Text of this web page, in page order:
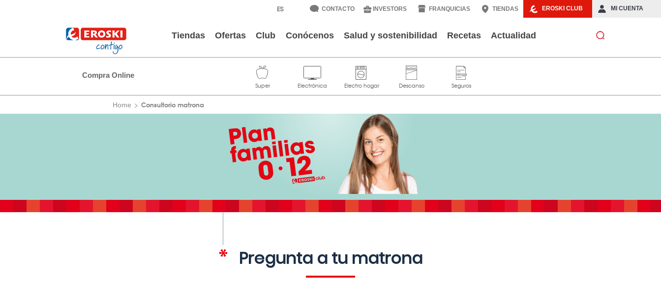
EROSKI CLUB MI CUENTA
CONTACTO INVESTORS FRANQUICIAS TIENDAS
Tiendas Ofertas Club Conócenos Salud y sostenibilidad Recetas Actualidad
Compra Online
Home Consultorio matrona
Pregunta a tu matrona